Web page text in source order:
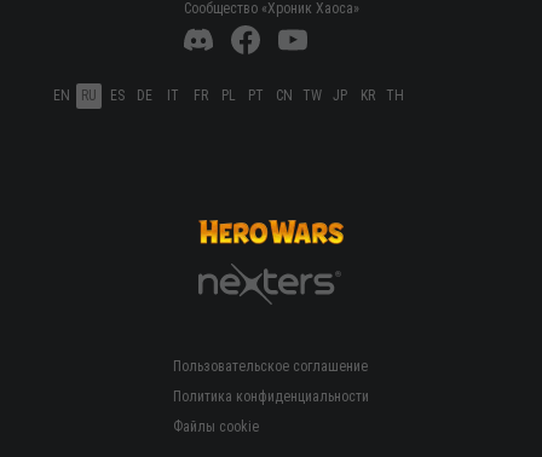
Сообщество «Хроник Хаоса»
EN RU ES DE IT FR PL PT CN TW JP KR TH
Пользовательское соглашение
Политика конфиденциальности
Файлы cookie